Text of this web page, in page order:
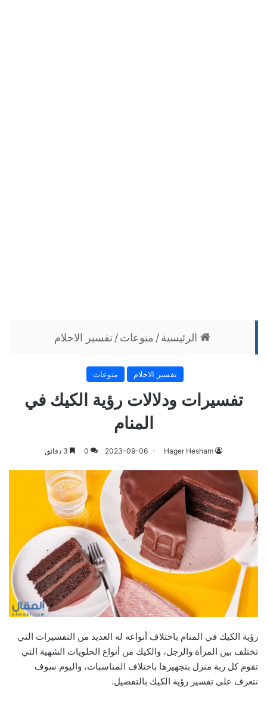
الرئيسية / منوعات / تفسير الاحلام
تفسير الاحلام منوعات
تفسيرات ودلالات رؤية الكيك في
المنام
Hager Hesham
2023-09-06
0
رؤية الكيك في المنام باختلاف أنواعه له العديد من التفسيرات التي
تختلف بين المرأة والرجل، والكيك من أنواع الحلويات الشهية التي
تقوم كل ربة منزل بتجهيزها باختلاف المناسبات، واليوم سوف
نتعرف على تفسير رؤية الكيك بالتفصيل.